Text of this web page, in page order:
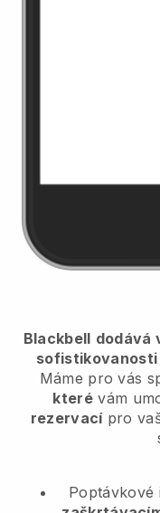
Blackbell dodává
Máme pro vás
které vám
rezervací pro
Poptávkové